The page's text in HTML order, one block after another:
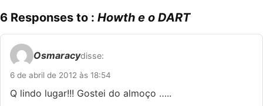
6 Responses to : Howth e o DART
Osmaracydisse:
6 de abril de 2012 às 18:54
Q lindo lugar!!! Gostei do almoço …..